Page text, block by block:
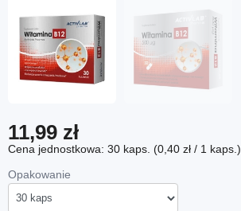
11,99 zł
Cena jednostkowa: 30 kaps. (0,40 zł / 1 kaps.)
Opakowanie